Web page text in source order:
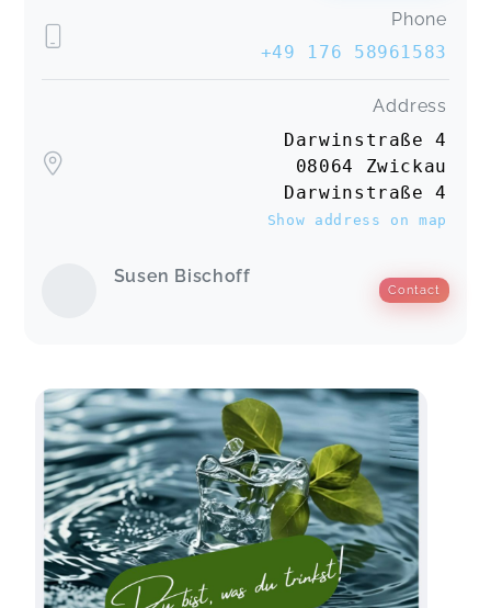
Phone
+49 176 58961583
Address
Darwinstraße 4
08064 Zwickau
Darwinstraße 4
Show address on map
Susen Bischoff
Contact